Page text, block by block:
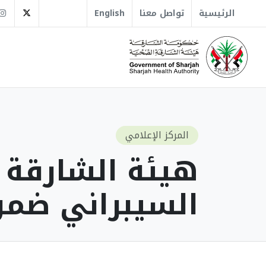
الرئيسية تواصل معنا English
المركز الإعلامي
هيئة
السيبراني